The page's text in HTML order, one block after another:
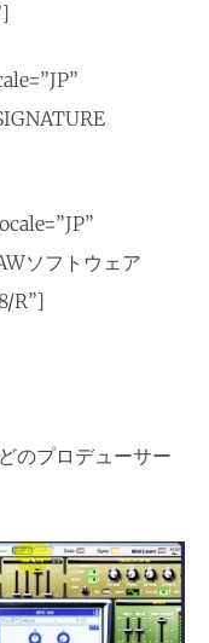
ソフトウェア
R”]
のプロデューサー